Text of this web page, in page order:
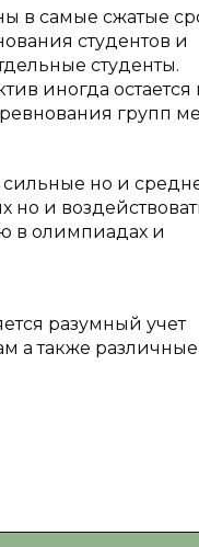
в самые сжатые
студентов и
студенты.
иногда остается
групп
сильные но и
и
в олимпиадах и
разумный учет
а также различные